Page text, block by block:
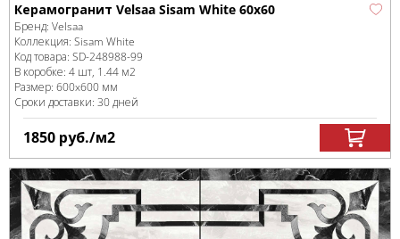
Керамогранит Velsaa Sisam White 60x60
Бренд: Velsaa
Коллекция: Sisam White
Код товара: SD-248988-99
В коробке: 4 шт, 1.44 м2
Размер: 600x600 мм
Сроки доставки: 30 дней
1850 руб./м2